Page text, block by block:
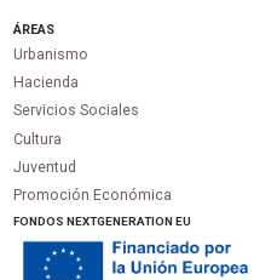
ÁREAS
Urbanismo
Hacienda
Servicios Sociales
Cultura
Juventud
Promoción Económica
FONDOS NEXTGENERATION EU